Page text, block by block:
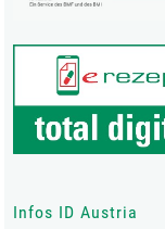
Infos ID Austria